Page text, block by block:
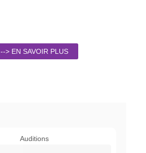
--> EN SAVOIR PLUS
Auditions